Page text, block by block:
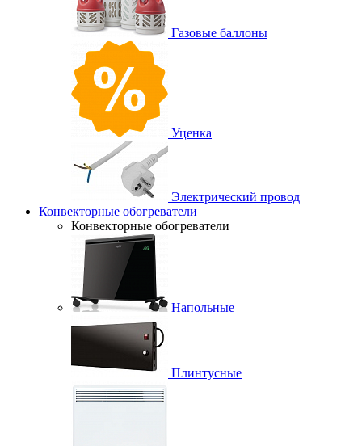
Газовые баллоны
Уценка
Электрический провод
Конвекторные обогреватели
Конвекторные обогреватели
Напольные
Плинтусные